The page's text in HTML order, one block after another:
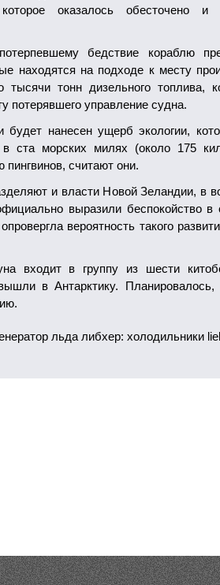
оказалось обесточено и
бедствие кораблю
находятся на подходе к месту
тысячи тонн дизельного топлива,
потерявшего управление судна.
будет нанесен ущерб экологии,
в ста морских милях (около 175
пингвинов, считают они.
и власти Новой Зеландии, в
выразили беспокойство в
вероятность такого
входит в группу из шести
в Антарктику.
льда либхер: холодильники